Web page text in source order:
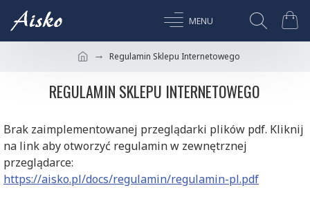
Regulamin Sklepu Internetowego
REGULAMIN SKLEPU INTERNETOWEGO
Brak zaimplementowanej przeglądarki plików pdf. Kliknij
na link aby otworzyć regulamin w zewnętrznej
przeglądarce:
https://aisko.pl/docs/regulamin/regulamin-pl.pdf